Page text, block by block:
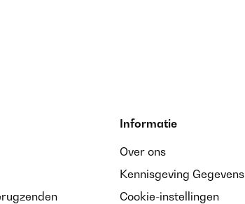
Informatie
Over ons
Kennisgeving Gegevens
Cookie-instellingen